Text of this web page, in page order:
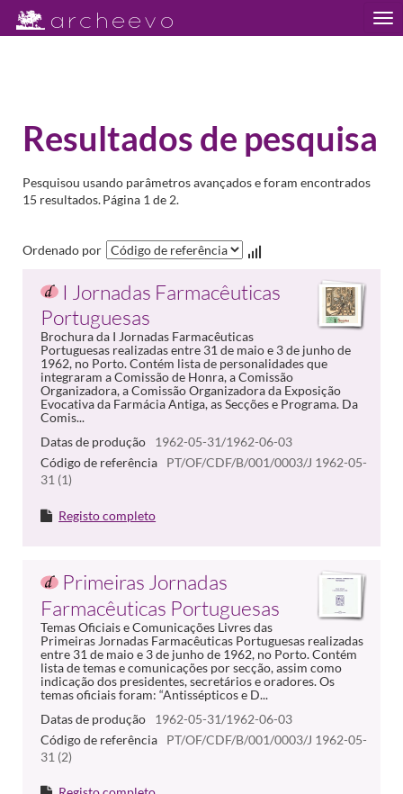
Resultados de pesquisa
Pesquisou usando parâmetros avançados e foram encontrados
15 resultados.Página 1 de 2.
Ordenado por
I Jornadas Farmacêuticas
Portuguesas
Brochura da I Jornadas Farmacêuticas
Portuguesas realizadas entre 31 de maio e 3 de junho de
1962, no Porto. Contém lista de personalidades que
integraram a Comissão de Honra, a Comissão
Organizadora, a Comissão Organizadora da Exposição
Evocativa da Farmácia Antiga, as Secções e Programa. Da
Comis...
Datas de produção
1962-05-31/1962-06-03
Código de referência
PT/OF/CDF/B/001/0003/J 1962-05-
31 (1)
Registo completo
Primeiras Jornadas
Farmacêuticas Portuguesas
Temas Oficiais e Comunicações Livres das
Primeiras Jornadas Farmacêuticas Portuguesas realizadas
entre 31 de maio e 3 de junho de 1962, no Porto. Contém
lista de temas e comunicações por secção, assim como
indicação dos presidentes, secretários e oradores. Os
temas oficiais foram: “Antissépticos e D...
Datas de produção
1962-05-31/1962-06-03
Código de referência
PT/OF/CDF/B/001/0003/J 1962-05-
31 (2)